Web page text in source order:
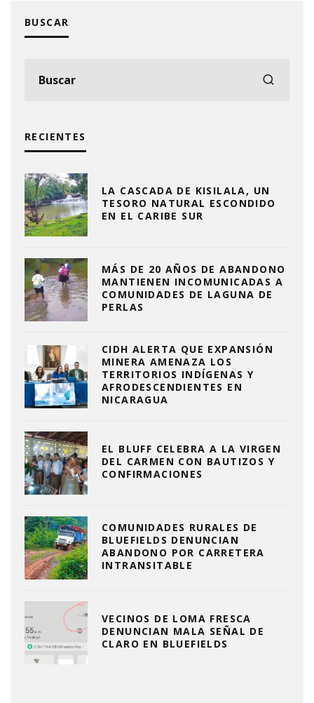
BUSCAR
RECIENTES
LA CASCADA DE KISILALA, UN
TESORO NATURAL ESCONDIDO
EN EL CARIBE SUR
MÁS DE 20 AÑOS DE ABANDONO
MANTIENEN INCOMUNICADAS A
COMUNIDADES DE LAGUNA DE
PERLAS
CIDH ALERTA QUE EXPANSIÓN
MINERA AMENAZA LOS
TERRITORIOS INDÍGENAS Y
AFRODESCENDIENTES EN
NICARAGUA
EL BLUFF CELEBRA A LA VIRGEN
DEL CARMEN CON BAUTIZOS Y
CONFIRMACIONES
COMUNIDADES RURALES DE
BLUEFIELDS DENUNCIAN
ABANDONO POR CARRETERA
INTRANSITABLE
VECINOS DE LOMA FRESCA
DENUNCIAN MALA SEÑAL DE
CLARO EN BLUEFIELDS